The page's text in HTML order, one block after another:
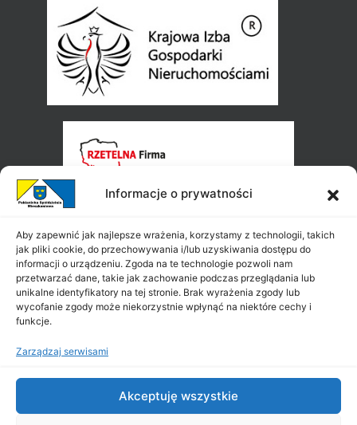
Informacje o prywatności
Aby zapewnić jak najlepsze wrażenia, korzystamy z technologii, takich
jak pliki cookie, do przechowywania i/lub uzyskiwania dostępu do
informacji o urządzeniu. Zgoda na te technologie pozwoli nam
przetwarzać dane, takie jak zachowanie podczas przeglądania lub
unikalne identyfikatory na tej stronie. Brak wyrażenia zgody lub
wycofanie zgody może niekorzystnie wpłynąć na niektóre cechy i
funkcje.
Zarządzaj serwisami
Akceptuję wszystkie